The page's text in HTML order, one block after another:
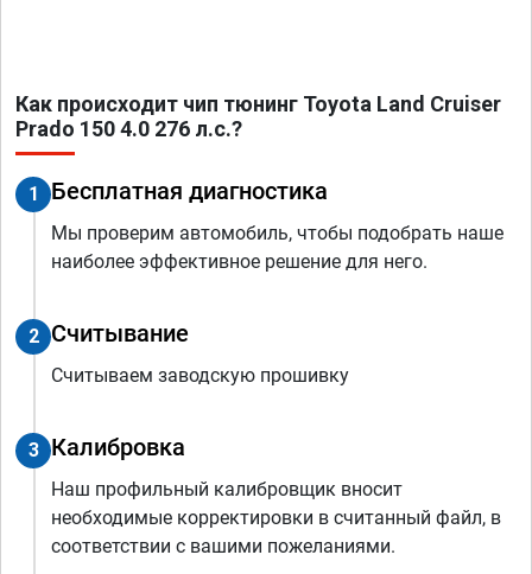
Как происходит чип тюнинг Toyota Land Cruiser
Prado 150 4.0 276 л.с.?
1 Бесплатная диагностика
Мы проверим автомобиль, чтобы подобрать наше
наиболее эффективное решение для него.
2 Считывание
Считываем заводскую прошивку
3 Калибровка
Наш профильный калибровщик вносит
необходимые корректировки в считанный файл, в
соответствии с вашими пожеланиями.